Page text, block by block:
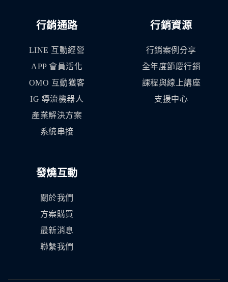
行銷通路
LINE 互動經營
APP 會員活化
OMO 互動獲客
IG 導流機器人
產業解決方案
系統串接
行銷資源
行銷案例分享
全年度節慶行銷
課程與線上講座
支援中心
發燒互動
關於我們
方案購買
最新消息
聯繫我們